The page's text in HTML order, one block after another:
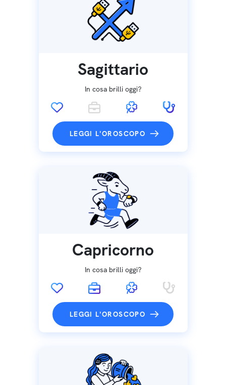
Sagittario
In cosa brilli oggi?
LEGGI L'OROSCOPO
Capricorno
In cosa brilli oggi?
LEGGI L'OROSCOPO